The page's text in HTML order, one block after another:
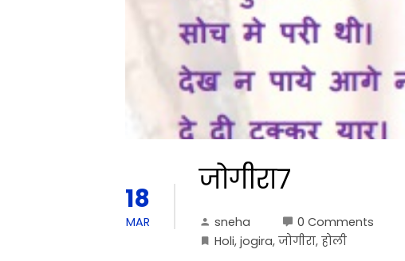
18
MAR
जोगीरा7
sneha 0 Comments
Holi, jogira, जोगीरा, होली